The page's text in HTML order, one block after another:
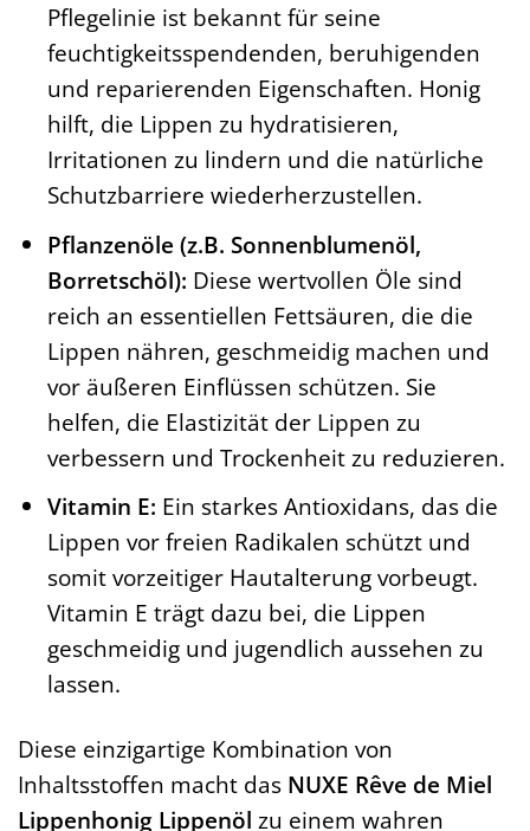
Pflegelinie ist bekannt für seine
feuchtigkeitsspendenden, beruhigenden
und reparierenden Eigenschaften. Honig
hilft, die Lippen zu hydratisieren,
Irritationen zu lindern und die natürliche
Schutzbarriere wiederherzustellen.
Pflanzenöle (z.B. Sonnenblumenöl,
Borretschöl): Diese wertvollen Öle sind
reich an essentiellen Fettsäuren, die die
Lippen nähren, geschmeidig machen und
vor äußeren Einflüssen schützen. Sie
helfen, die Elastizität der Lippen zu
verbessern und Trockenheit zu reduzieren.
Vitamin E: Ein starkes Antioxidans, das die
Lippen vor freien Radikalen schützt und
somit vorzeitiger Hautalterung vorbeugt.
Vitamin E trägt dazu bei, die Lippen
geschmeidig und jugendlich aussehen zu
lassen.
Diese einzigartige Kombination von
Inhaltsstoffen macht das NUXE Rêve de Miel
Lippenhonig Lippenöl zu einem wahren